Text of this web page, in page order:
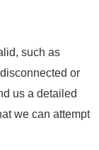
such as
or
us a detailed
we can attempt